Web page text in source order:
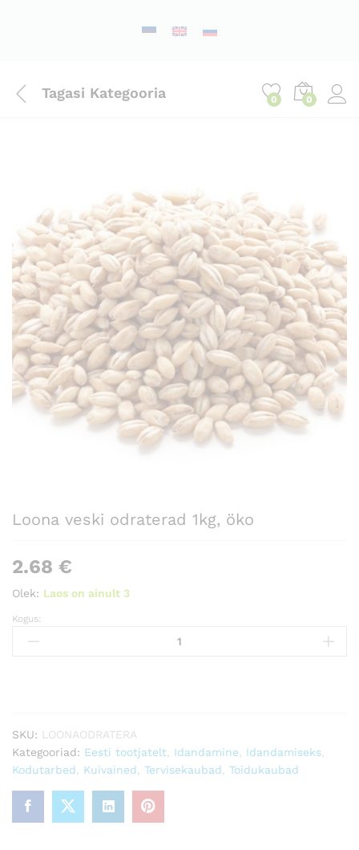
Tagasi Kategooria 0 0
Loona veski odraterad 1kg, öko
2.68 €
Olek: Laos on ainult 3
Loona
veski
Kogus:
SKU:
LOONAODRATERA
Kategooriad: Eesti tootjatelt Idandamine Idandamiseks
Kodutarbed
Kuivained Tervisekaubad Toidukaubad